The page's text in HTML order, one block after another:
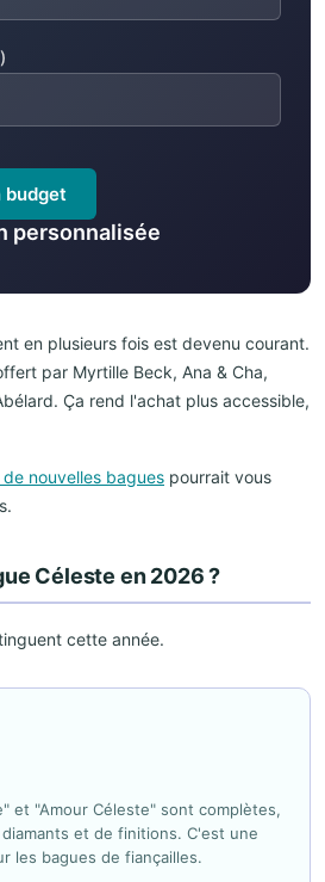
budget
personnalisée
en plusieurs fois est devenu courant.
par Myrtille Beck, Ana & Cha,
Ça rend l'achat plus accessible,
nouvelles bagues pourrait vous
Céleste en 2026 ?
cette année.
et "Amour Céleste" sont complètes,
et de finitions. C'est une
les bagues de fiançailles.